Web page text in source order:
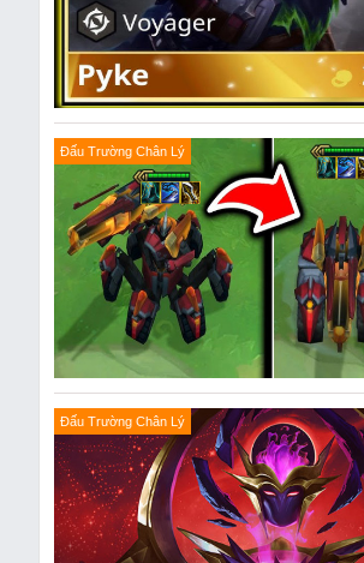
Đấu Trường Chân Lý
Đấu Trường Chân Lý